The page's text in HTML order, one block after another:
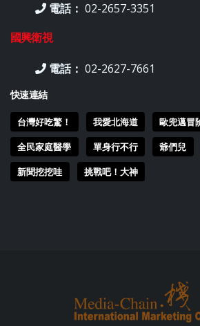
電話： 02-2657-3351
國興衛視
電話： 02-2627-7661
快速連結
台灣好吃驚！ 我愛北海道
歐兜邁冒
全民家庭醫學
單身行不行 爺們兒
新聞挖挖哇
挑戰吧！大神